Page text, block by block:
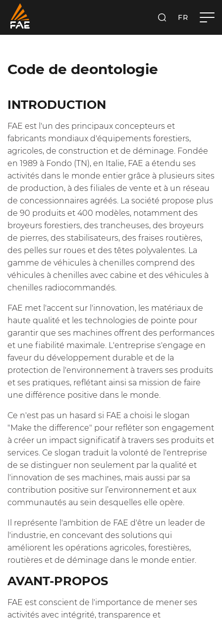
RECHERCHER
FR
Code de deontologie
INTRODUCTION
FAE est l'un des principaux concepteurs et
fabricants mondiaux d'équipements forestiers,
agricoles, de construction et de déminage. Fondée
en 1989 à Fondo (TN), en Italie, FAE a étendu ses
activités dans le monde entier grâce à plusieurs sites
de production, à des filiales de vente et à un réseau
de concessionnaires agréés. La société propose plus
de 90 produits et 400 modèles, notamment des
broyeurs forestiers, des trancheuses, des broyeurs
de pierres, des stabilisateurs, des fraises routières,
des pelles sur roues et des têtes polyvalentes. La
gamme de véhicules à chenilles comprend des
véhicules à chenilles avec cabine et des véhicules à
chenilles radiocommandés.
FAE met l'accent sur l'innovation, les matériaux de
haute qualité et les technologies de pointe pour
garantir que ses machines offrent des performances
et une fiabilité maximale. L'entreprise s'engage en
faveur du développement durable et de la
protection de l'environnement à travers ses produits
et ses pratiques, reflétant ainsi sa mission de faire
une différence positive dans le monde.
Ce n'est pas un hasard si FAE a choisi le slogan
"Make the difference" pour refléter son engagement
à créer un impact significatif à travers ses produits et
services. Ce slogan traduit la volonté de l'entreprise
de se distinguer non seulement par la qualité et
l'innovation de ses machines, mais aussi par sa
contribution positive sur l’environnement et aux
communautés au sein desquelles elle opère.
Il représente l'ambition de FAE d'être un leader de
l'industrie, en concevant des solutions qui
améliorent les opérations agricoles, forestières,
routières et de déminage dans le monde entier.
AVANT-PROPOS
FAE est conscient de l'importance de mener ses
activités avec intégrité, transparence et